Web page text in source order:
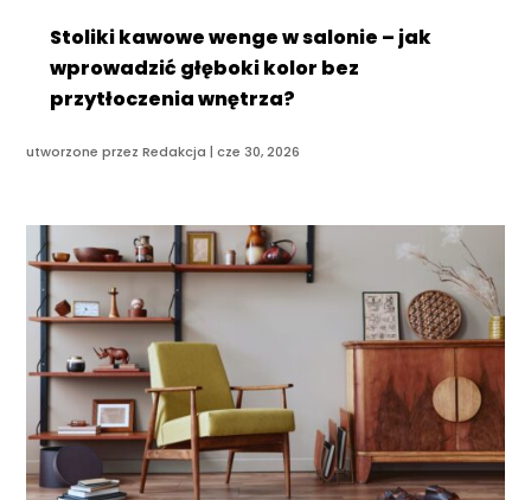
Stoliki kawowe wenge w salonie – jak
wprowadzić głęboki kolor bez
przytłoczenia wnętrza?
utworzone przezRedakcja |cze 30, 2026